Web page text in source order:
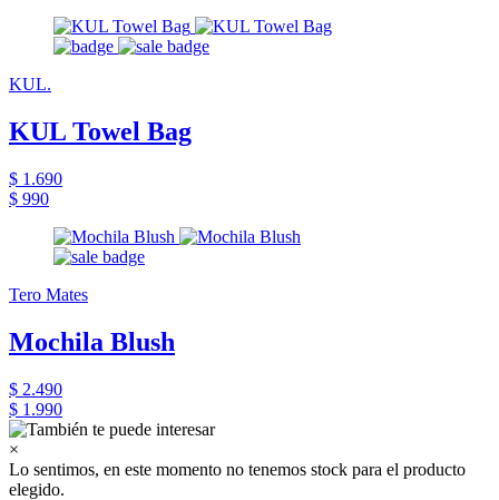
KUL.
KUL Towel Bag
$ 1.690
$ 990
Tero Mates
Mochila Blush
$ 2.490
$ 1.990
×
Lo sentimos, en este momento no tenemos stock para el producto
elegido.